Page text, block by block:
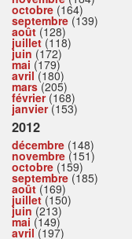
octobre (164)
septembre (139)
août (128)
juillet(118)
juin (172)
mai (179)
avril(180)
mars(205)
février(168)
janvier(153)
2012
décembre (148)
novembre (151)
octobre (159)
septembre (185)
août (169)
juillet(150)
juin (213)
mai (149)
avril(197)